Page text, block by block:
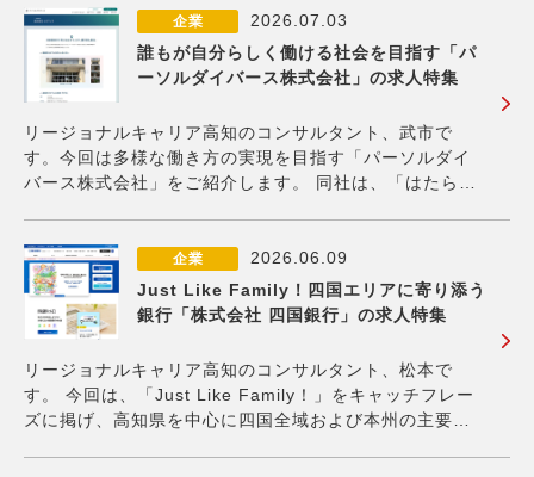
ップメーカーです。電解コンデンサとは、電気を蓄
企業
2026.07.03
誰もが自分らしく働ける社会を目指す「パ
ーソルダイバース株式会社」の求人特集
リージョナルキャリア高知のコンサルタント、武市で
す。今回は多様な働き方の実現を目指す「パーソルダイ
バース株式会社」をご紹介します。 同社は、「はたらい
て2023年に設立されました。グループ内で培ってき
企業
2026.06.09
Just Like Family！四国エリアに寄り添う
銀行「株式会社 四国銀行」の求人特集
リージョナルキャリア高知のコンサルタント、松本で
す。 今回は、「Just Like Family！」をキャッチフレー
ズに掲げ、高知県を中心に四国全域および本州の主要都